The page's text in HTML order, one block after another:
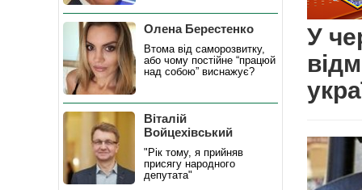
У
Олена Берестенко
Втома від саморозвитку,
або чому постійне “працюй
над собою” виснажує?
Віталій
Войцехівський
"Рік тому, я прийняв
присягу народного
депутата"